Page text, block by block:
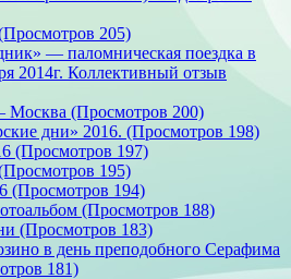
205)
— паломническая поездка в
2014г. Коллективный отзыв
(Просмотров 200)
дни» 2016. (Просмотров 198)
(Просмотров 197)
195)
(Просмотров 194)
(Просмотров 188)
(Просмотров 183)
в день преподобного Серафима
181)